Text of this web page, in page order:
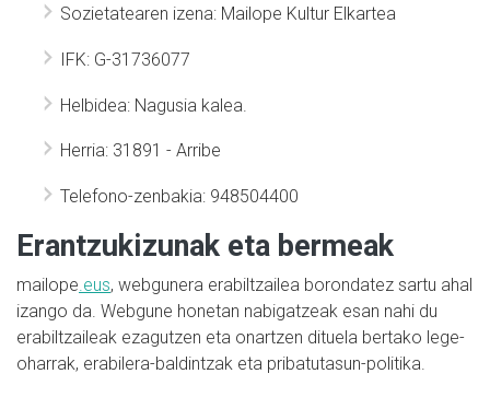
Sozietatearen izena: Mailope Kultur Elkartea
IFK: G-31736077
Helbidea: Nagusia kalea.
Herria: 31891 - Arribe
Telefono-zenbakia: 948504400
Erantzukizunak eta bermeak
mailope.eus, webgunera erabiltzailea borondatez sartu ahal
izango da. Webgune honetan nabigatzeak esan nahi du
erabiltzaileak ezagutzen eta onartzen dituela bertako lege-
oharrak, erabilera-baldintzak eta pribatutasun-politika.